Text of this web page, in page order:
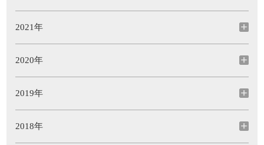
2021年
2020年
2019年
2018年